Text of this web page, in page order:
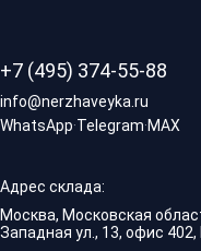
+7 (495) 374-55-88
info@nerzhaveyka.ru
WhatsApp·Telegram·MAX
Адрес склада:
Москва, Московская
Западная ул., 13, офис